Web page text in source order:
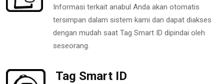
Informasi terkait anabul Anda akan otomatis
tersimpan dalam sistem kami dan dapat diakses
dengan mudah saat Tag Smart ID dipindai oleh
seseorang.
Tag Smart ID